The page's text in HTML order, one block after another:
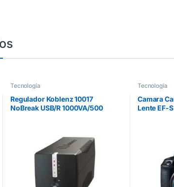
Tecnología
Regulador Koblenz 10017
NoBreak USB/R 1000VA/500
Tecnología
Camara
Lente EF-